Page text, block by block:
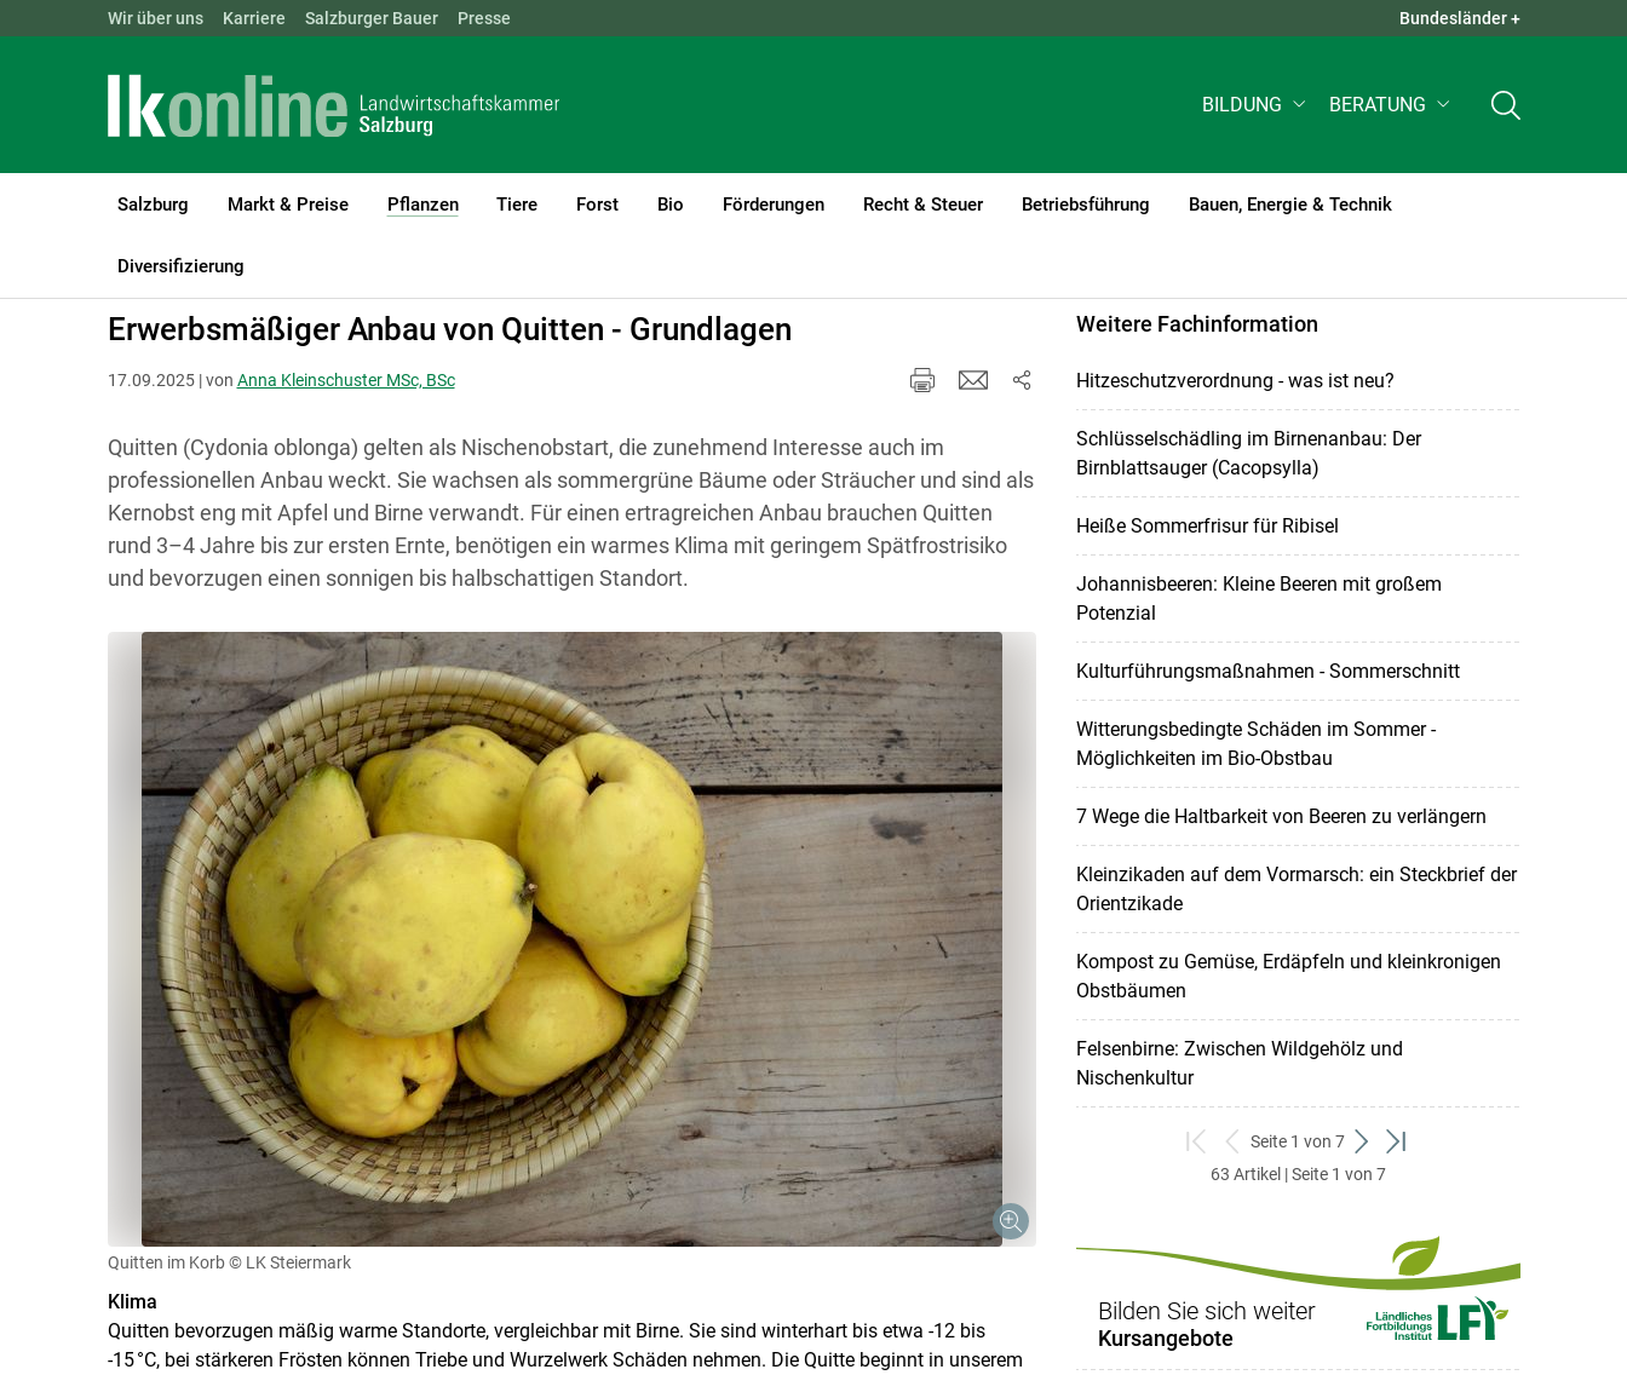
Skip to main content
Landwirtschaftskammern: ÖSTERREICH BGLD KTN QUICK LINKS +
Wir über uns Karriere Salzburger Bauer Presse Bundesländer +
BILDUNG BERATUNG
Salzburg Markt & Preise Pflanzen
(current)1
Tiere Forst Bio Förderungen Recht & Steuer Betriebsführung Bauen, Energie & Technik
Diversifizierung
LK Salzburg Pflanzen
Erwerbsmäßiger Anbau von Quitten - Grundlagen
17.09.2025 | von Anna Kleinschuster MSc, BSc
Quitten (Cydonia oblonga) gelten als Nischenobstart, die zunehmend Interesse auch im
professionellen Anbau weckt. Sie wachsen als sommergrüne Bäume oder Sträucher und sind als
Kernobst eng mit Apfel und Birne verwandt. Für einen ertragreichen Anbau brauchen Quitten
rund 3–4 Jahre bis zur ersten Ernte, benötigen ein warmes Klima mit geringem Spätfrostrisiko
und bevorzugen einen sonnigen bis halbschattigen Standort.
Quitten im Korb © LK Steiermark
Klima
Quitten bevorzugen mäßig warme Standorte, vergleichbar mit Birne. Sie sind winterhart bis etwa -12 bis
-15 °C, bei stärkeren Frösten können Triebe und Wurzelwerk Schäden nehmen. Die Quitte beginnt in unserem
Weitere Fachinformation
Hitzeschutzverordnung - was ist neu?
Schlüsselschädling im Birnenanbau: Der
Birnblattsauger (Cacopsylla)
Heiße Sommerfrisur für Ribisel
Johannisbeeren: Kleine Beeren mit großem
Potenzial
Kulturführungsmaßnahmen - Sommerschnitt
Witterungsbedingte Schäden im Sommer -
Möglichkeiten im Bio-Obstbau
7 Wege die Haltbarkeit von Beeren zu verlängern
Kleinzikaden auf dem Vormarsch: ein Steckbrief der
Orientzikade
Kompost zu Gemüse, Erdäpfeln und kleinkronigen
Obstbäumen
Felsenbirne: Zwischen Wildgehölz und
Nischenkultur
zum
ersten
zurück
zum
Seite 1 von 7
weiter
zum
zum
63 Artikel | Seite 1 von 7
Bilden Sie sich weiter
Kursangebote